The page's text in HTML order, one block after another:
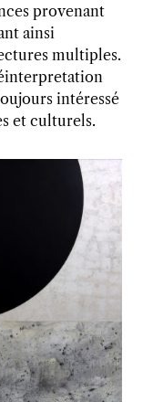
provenant
ainsi
multiples.
intéressé
et culturels.